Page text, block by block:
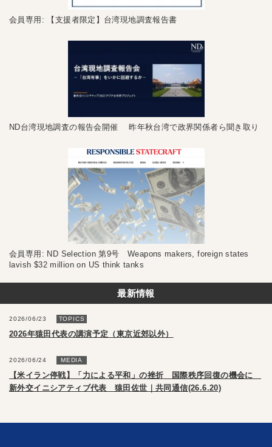
会員専用: 【支援者限定】台湾現地調査報告書
ND台湾現地調査の報告会開催 昨年秋台湾で政界関係者ら聞き取り
会員専用: ND Selection 第9号 Weapons makers, foreign states
lavish $32 million on US think tanks
最新情報
2026/06/23 TOPICS
2026年猿田代表の講演予定（東京近郊以外）
2026/06/24 MEDIA
【米イラン停戦】「力による平和」の挫折 国際秩序回復の機会に
新外交イニシアティブ代表 猿田佐世｜共同通信(26.6.20)